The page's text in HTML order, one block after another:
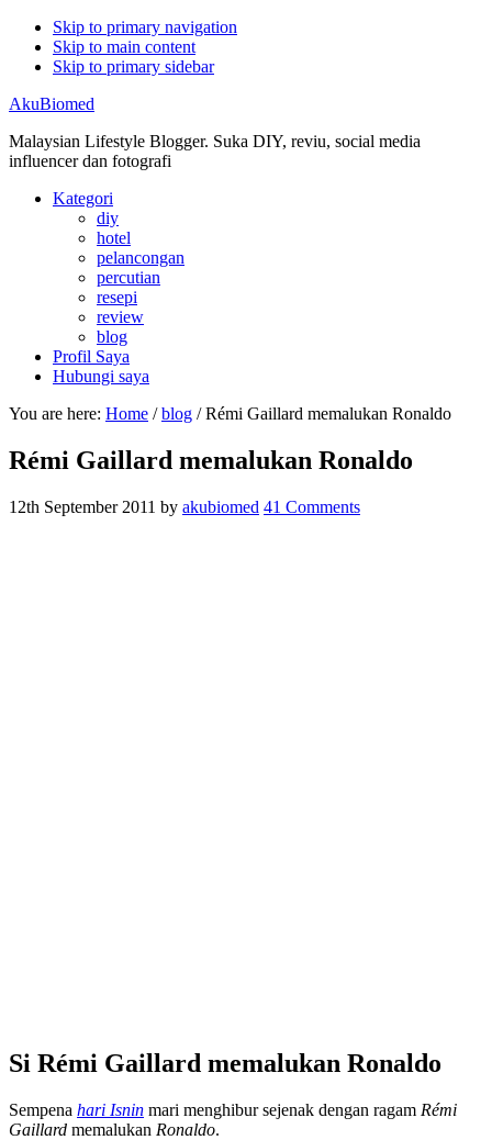
Skip to primary navigation
Skip to main content
Skip to primary sidebar
AkuBiomed
Malaysian Lifestyle Blogger. Suka DIY, reviu, social media
influencer dan fotografi
Kategori
diy
hotel
pelancongan
percutian
resepi
review
blog
Profil Saya
Hubungi saya
You are here: Home / blog /Rémi Gaillard memalukan Ronaldo
Rémi Gaillard memalukan Ronaldo
12th September 2011 by akubiomed 41 Comments
Si Rémi Gaillard memalukan Ronaldo
Sempena hari Isnin mari menghibur sejenak dengan ragam Rémi
Gaillard memalukan Ronaldo.